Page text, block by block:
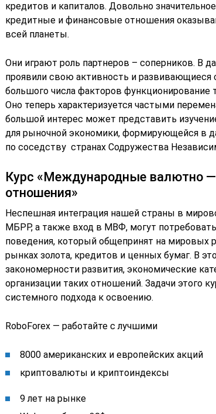
кредитов и капиталов. Довольно
кредитные и финансовые отношения
всей планеты.
Они играют роль партнеров – соперников. В
проявили свою активность и развивающиеся
большого числа факторов функционирование
Оно теперь характеризуется частыми
большой интерес может представить
для рыночной экономики, формирующейся в
по соседству странах Содружества
Курс «Международные валютно
отношения»
Неспешная интеграция нашей страны в
МБРР, а также вход в МВФ, могут
поведения, который общепринят на мировых
рынках золота, кредитов и ценных бумаг. В
закономерности развития, экономические
организации таких отношений. Задачи этого
системного подхода к освоению.
RoboForex — работайте с лучшими
8000 американских и европейских акций
криптовалюты и криптоиндексы
9 лет на рынке